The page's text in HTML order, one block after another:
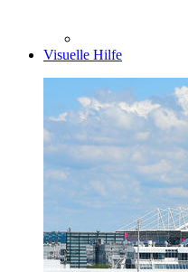
Visuelle Hilfe